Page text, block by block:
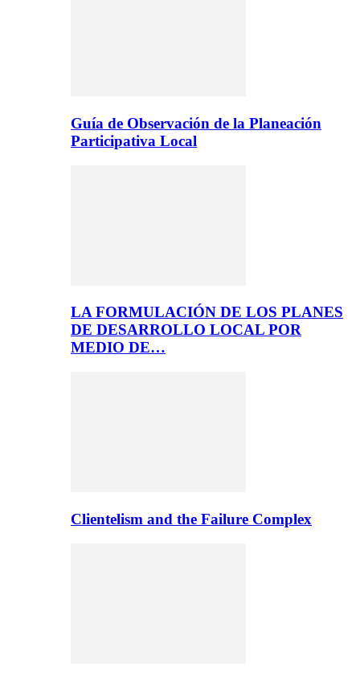
Guía de Observación de la Planeación
Participativa Local
LA FORMULACIÓN DE LOS PLANES
DE DESARROLLO LOCAL POR
MEDIO DE…
Clientelism and the Failure Complex